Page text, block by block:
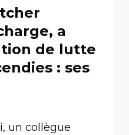
a
de lutte
: ses
un collègue